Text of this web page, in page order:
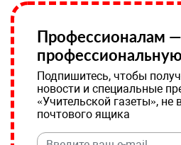
Профессионалам —
Подпишитесь, чтобы
новости и специальные
«Учительской газеты», не
почтового ящика